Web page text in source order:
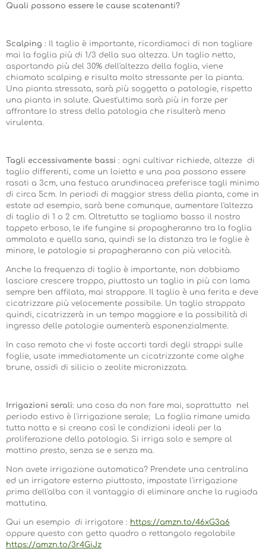
Quali possono essere le cause scatenanti?
Scalping : Il taglio è importante, ricordiamoci di non tagliare
mai la foglia più di 1/3 della sua altezza. Un taglio netto,
asportando più del 30% dell'altezza della foglia, viene
chiamato scalping e risulta molto stressante per la pianta.
Una pianta stressata, sarà più soggetta a patologie, rispetto
una pianta in salute. Quest'ultima sarà più in forze per
affrontare lo stress della patologia che risulterà meno
virulenta.
Tagli eccessivamente bassi : ogni cultivar richiede, altezze di
taglio differenti, come un loietto e una poa possono essere
rasati a 3cm, una festuca arundinacea preferisce tagli minimo
di circa 5cm. In periodi di maggior stress della pianta, come in
estate ad esempio, sarà bene comunque, aumentare l'altezza
di taglio di 1 o 2 cm. Oltretutto se tagliamo basso il nostro
tappeto erboso, le ife fungine si propagheranno tra la foglia
ammalata e quella sana, quindi se la distanza tra le foglie è
minore, le patologie si propagheranno con più velocità.
Anche la frequenza di taglio è importante, non dobbiamo
lasciare crescere troppo, piuttosto un taglio in più con lama
sempre ben affilata, mai strappare. Il taglio è una ferita e deve
cicatrizzare più velocemente possibile. Un taglio strappato
quindi, cicatrizzerà in un tempo maggiore e la possibilità di
ingresso delle patologie aumenterà esponenzialmente.
In caso remoto che vi foste accorti tardi degli strappi sulle
foglie, usate immediatamente un cicatrizzante come alghe
brune, ossidi di silicio o zeolite micronizzata.
Irrigazioni serali: una cosa da non fare mai, soprattutto nel
periodo estivo è l'irrigazione serale; La foglia rimane umida
tutta notta e si creano così le condizioni ideali per la
proliferazione della patologia. Si irriga solo e sempre al
mattino presto, senza se e senza ma.
Non avete irrigazione automatica? Prendete una centralina
ed un irrigatore esterno piuttosto, impostate l'irrigazione
prima dell'alba con il vantaggio di eliminare anche la rugiada
mattutina.
Qui un esempio di irrigatore : https://amzn.to/46xG3a6
oppure questo con getto quadro o rettangolo regolabile
https://amzn.to/3r4GiJz